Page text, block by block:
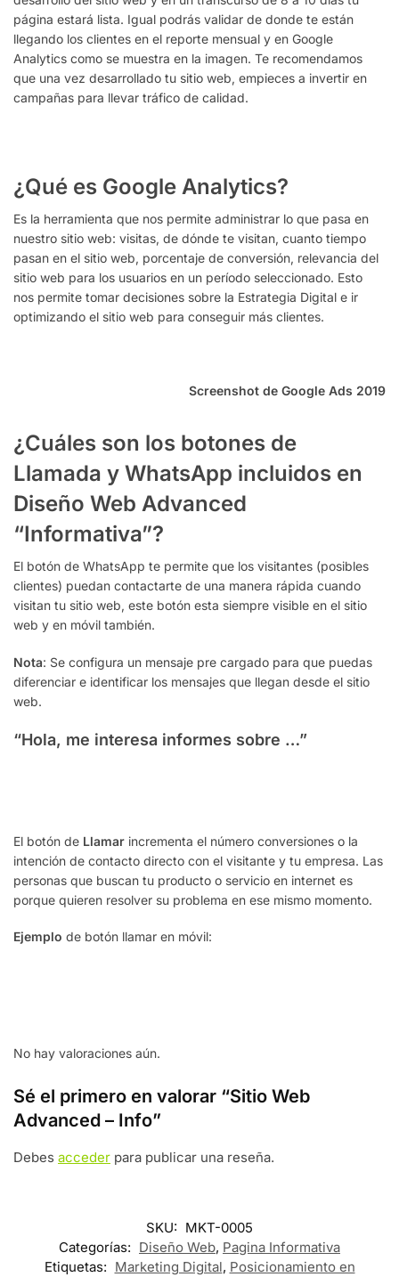
página estará lista. Igual podrás validar de donde te están
llegando los clientes en el reporte mensual y en Google
Analytics como se muestra en la imagen. Te recomendamos
que una vez desarrollado tu sitio web, empieces a invertir en
campañas para llevar tráfico de calidad.
¿Qué es Google Analytics?
Es la herramienta que nos permite administrar lo que pasa en
nuestro sitio web: visitas, de dónde te visitan, cuanto tiempo
pasan en el sitio web, porcentaje de conversión, relevancia del
sitio web para los usuarios en un período seleccionado. Esto
nos permite tomar decisiones sobre la Estrategia Digital e ir
optimizando el sitio web para conseguir más clientes.
Screenshot de Google Ads 2019
¿Cuáles son los botones de
Llamada y WhatsApp incluidos en
Diseño Web Advanced
“Informativa”?
El botón de WhatsApp te permite que los visitantes (posibles
clientes) puedan contactarte de una manera rápida cuando
visitan tu sitio web, este botón esta siempre visible en el sitio
web y en móvil también.
Nota: Se configura un mensaje pre cargado para que puedas
diferenciar e identificar los mensajes que llegan desde el sitio
web.
“Hola, me interesa informes sobre …”
El botón de Llamar incrementa el número conversiones o la
intención de contacto directo con el visitante y tu empresa. Las
personas que buscan tu producto o servicio en internet es
porque quieren resolver su problema en ese mismo momento.
Ejemplo de botón llamar en móvil:
No hay valoraciones aún.
Sé el primero en valorar “Sitio Web
Advanced – Info”
Debes acceder para publicar una reseña.
SKU: MKT-0005
Categorías: Diseño Web, Pagina Informativa
Etiquetas: Marketing Digital, Posicionamiento en